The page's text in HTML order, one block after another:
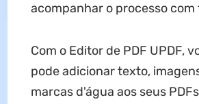
acompanhar o processo com
Com o Editor de PDF UPDF,
pode adicionar texto,
marcas d'água aos seus